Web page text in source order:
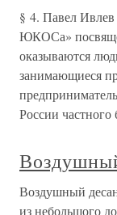
§ 4. Павел Ивлев
ЮКОСа»
оказываются
занимающиеся
России частного
Воздушный
из небольшого